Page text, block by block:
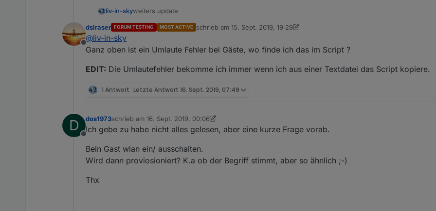
liv-in-skyweiters update
die ap-info's stehen auch für iqontrol zur verfügung - popup-filename: "htmlinfo.html" - siehe letztes bild der
es gibt auch einen info table für die vis - zum einfachen einbinden - wie erwähnt html-widget mit
datenpunkt (javascript.x.WLANUnifi.Wifi_Info )
setzen - und falls verändert - die farben einstellen
let vouchers = false;
Offline
dslraser FORUM TESTING MOST ACTIVE schrieb am15. Sept. 2019, 19:29
zuletzt editiert von dslraser
@liv-in-sky
Ganz oben ist ein Umlaute Fehler bei Gäste, wo finde ich das im Script ?
EDIT: Die Umlautefehler bekomme ich immer wenn ich aus einer Textdatei das Script kopiere.
1 Antwort Letzte Antwort 16. Sept. 2019, 07:49
D
Offline
dos1973schrieb am 16. Sept. 2019, 00:06
zuletzt editiert von dos1973
Ich gebe zu habe nicht alles gelesen, aber eine kurze Frage vorab.
Bein Gast wlan ein/ ausschalten.
Wird dann proviosioniert? K.a ob der Begriff stimmt, aber so ähnlich ;-)
Thx